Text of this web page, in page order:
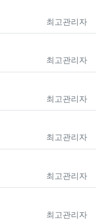
등록자
최고관리자
등록자
최고관리자
등록자
최고관리자
등록자
최고관리자
등록자
최고관리자
등록자
최고관리자